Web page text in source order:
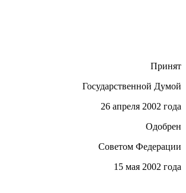
Принят
Государственной Думой
26 апреля 2002 года
Одобрен
Советом Федерации
15 мая 2002 года